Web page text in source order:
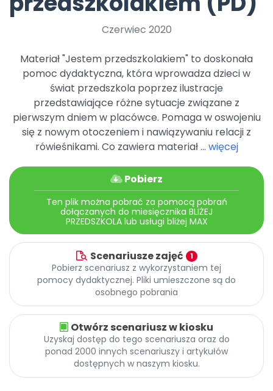
Archiwalne numery
Czerwiec 2020
Materiał "Jestem przedszkolakiem" to doskonała
pomoc dydaktyczna, która wprowadza dzieci w
świat przedszkola poprzez ilustracje
przedstawiające różne sytuacje związane z
pierwszym dniem w placówce. Pomaga w oswojeniu
się z nowym otoczeniem i nawiązywaniu relacji z
rówieśnikami. Co zawiera materiał ... więcej
Pobierz
Ten plik można pobrać za pomocą pobrań
dołączanych do miesięcznika BLIŻEJ
PRZEDSZKOLA lub usługi bliżej MAX
Scenariusze zajęć 1
Pobierz scenariusz z wykorzystaniem tej
pomocy dydaktycznej. Pliki umieszczone są do
osobnego pobrania
Otwórz scenariusz w kiosku
Uzyskaj dostęp do tego scenariusza oraz do
ponad 2000 innych scenariuszy i artykułów
dostępnych w naszym kiosku.